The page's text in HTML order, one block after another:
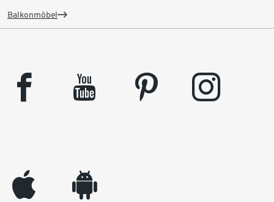
Balkonmöbel
facebook youtube pinterest instagram
appleinc android